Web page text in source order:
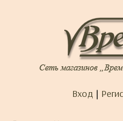
Вход |